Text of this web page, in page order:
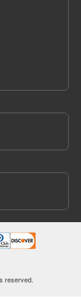
reserved.